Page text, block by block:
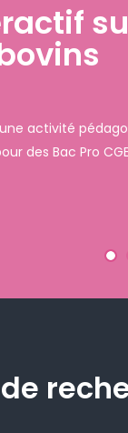
de
en
dans
DOCUMENTS
RÉSULTATS